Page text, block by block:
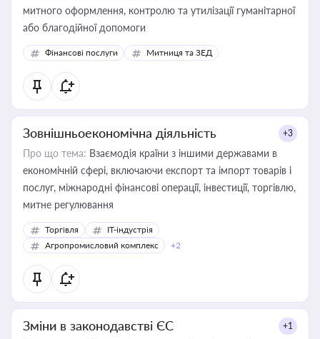
митного оформлення, контролю та утилізації гуманітарної
або благодійної допомоги
Фінансові послуги Митниця та ЗЕД
Зовнішньоекономічна діяльність +3
Про що тема: Взаємодія країни з іншими державами в
економічній сфері, включаючи експорт та імпорт товарів і
послуг, міжнародні фінансові операції, інвестиції, торгівлю,
митне регулювання
Торгівля
IT-індустрія
Агропромисловий комплекс
+2
Зміни в законодавстві ЄС +1